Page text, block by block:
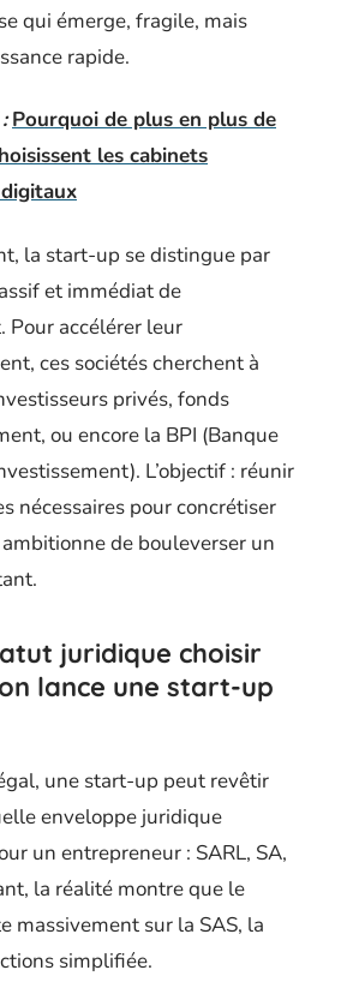
qui émerge, fragile, mais
rapide.
Pourquoi de plus en plus de
les cabinets
la start-up se distingue par
et immédiat de
Pour accélérer leur
ces sociétés cherchent à
privés, fonds
ou encore la BPI (Banque
L’objectif : réunir
nécessaires pour concrétiser
de bouleverser un
juridique choisir
lance une start-up
une start-up peut revêtir
enveloppe juridique
un entrepreneur : SARL, SA,
la réalité montre que le
massivement sur la SAS, la
simplifiée.